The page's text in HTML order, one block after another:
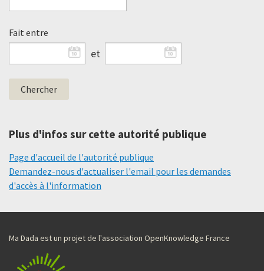
Fait entre
et
Plus d'infos sur cette autorité publique
Page d'accueil de l'autorité publique
Demandez-nous d'actualiser l'email pour les demandes
d'accès à l'information
Ma Dada est un projet de l'association OpenKnowledge France